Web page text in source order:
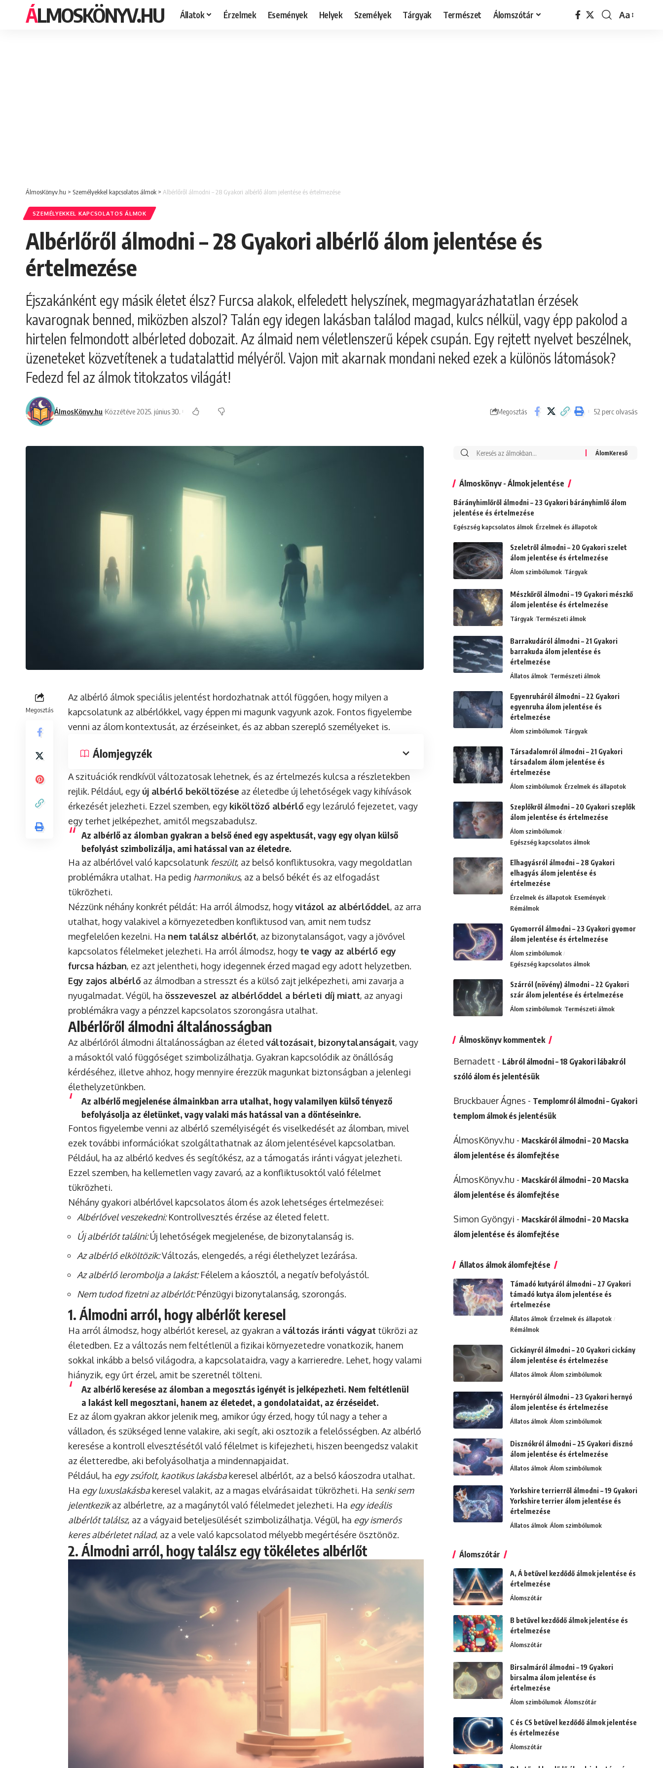
ÁLMOSKÖNYV.HU Állatok Érzelmek Események Helyek Személyek Tárgyak Természet Álomszótár Aa
ÁlmosKönyv.hu > Személyekkel kapcsolatos álmok > Albérlőről álmodni – 28 Gyakori albérlő álom jelentése és értelmezése
SZEMÉLYEKKEL KAPCSOLATOS ÁLMOK
Albérlőről álmodni – 28 Gyakori albérlő álom jelentése és
értelmezése
Éjszakánként egy másik életet élsz? Furcsa alakok, elfeledett helyszínek, megmagyarázhatatlan érzések
kavarognak benned, miközben alszol? Talán egy idegen lakásban találod magad, kulcs nélkül, vagy épp pakolod a
hirtelen felmondott albérleted dobozait. Az álmaid nem véletlenszerű képek csupán. Egy rejtett nyelvet beszélnek,
üzeneteket közvetítenek a tudatalattid mélyéről. Vajon mit akarnak mondani neked ezek a különös látomások?
Fedezd fel az álmok titokzatos világát!
ÁlmosKönyv.hu Közzétéve 2025. június 30. Megosztás 52 perc olvasás
Megosztás
Az albérlő álmok speciális jelentést hordozhatnak attól függően, hogy milyen a
kapcsolatunk az albérlőkkel, vagy éppen mi magunk vagyunk azok. Fontos figyelembe
venni az álom kontextusát, az érzéseinket, és az abban szereplő személyeket is.
Álomjegyzék
A szituációk rendkívül változatosak lehetnek, és az értelmezés kulcsa a részletekben
rejlik. Például, egy új albérlő beköltözése az életedbe új lehetőségek vagy kihívások
érkezését jelezheti. Ezzel szemben, egy kiköltöző albérlő egy lezáruló fejezetet, vagy
egy terhet jelképezhet, amitől megszabadulsz.
Az albérlő az álomban gyakran a belső éned egy aspektusát, vagy egy olyan külső
befolyást szimbolizálja, ami hatással van az életedre.
Ha az albérlővel való kapcsolatunk feszült, az belső konfliktusokra, vagy megoldatlan
problémákra utalhat. Ha pedig harmonikus, az a belső békét és az elfogadást
tükrözheti.
Nézzünk néhány konkrét példát: Ha arról álmodsz, hogyvitázol az albérlőddel, az arra
utalhat, hogy valakivel a környezetedben konfliktusod van, amit nem tudsz
megfelelően kezelni. Ha nem találsz albérlőt, az bizonytalanságot, vagy a jövővel
kapcsolatos félelmeket jelezheti. Ha arról álmodsz, hogy te vagy az albérlő egy
furcsa házban, ez azt jelentheti, hogy idegennek érzed magad egy adott helyzetben.
Egy zajos albérlő az álmodban a stresszt és a külső zajt jelképezheti, ami zavarja a
nyugalmadat. Végül, ha összeveszel az albérlőddel a bérleti díj miatt, az anyagi
problémákra vagy a pénzzel kapcsolatos szorongásra utalhat.
Albérlőről álmodni általánosságban
Az albérlőről álmodni általánosságban az életed változásait, bizonytalanságait, vagy
a másoktól való függőséget szimbolizálhatja. Gyakran kapcsolódik az önállóság
kérdéséhez, illetve ahhoz, hogy mennyire érezzük magunkat biztonságban a jelenlegi
élethelyzetünkben.
Az albérlő megjelenése álmainkban arra utalhat, hogy valamilyen külső tényező
befolyásolja az életünket, vagy valaki más hatással van a döntéseinkre.
Fontos figyelembe venni az albérlő személyiségét és viselkedését az álomban, mivel
ezek további információkat szolgáltathatnak az álom jelentésével kapcsolatban.
Például, ha az albérlő kedves és segítőkész, az a támogatás iránti vágyat jelezheti.
Ezzel szemben, ha kellemetlen vagy zavaró, az a konfliktusoktól való félelmet
tükrözheti.
Néhány gyakori albérlővel kapcsolatos álom és azok lehetséges értelmezései:
Albérlővel veszekedni:Kontrollvesztés érzése az életed felett.
Új albérlőt találni:Új lehetőségek megjelenése, de bizonytalanság is.
Az albérlő elköltözik:Változás, elengedés, a régi élethelyzet lezárása.
Az albérlő lerombolja a lakást:Félelem a káosztól, a negatív befolyástól.
Nem tudod fizetni az albérlőt:Pénzügyi bizonytalanság, szorongás.
1. Álmodni arról, hogy albérlőt keresel
Ha arról álmodsz, hogy albérlőt keresel, az gyakran a változás iránti vágyat tükrözi az
életedben. Ez a változás nem feltétlenül a fizikai környezetedre vonatkozik, hanem
sokkal inkább a belső világodra, a kapcsolataidra, vagy a karrieredre. Lehet, hogy valami
hiányzik, egy űrt érzel, amit be szeretnél tölteni.
Az albérlő keresése az álomban a megosztás igényét is jelképezheti. Nem feltétlenül
a lakást kell megosztani, hanem az életedet, a gondolataidat, az érzéseidet.
Ez az álom gyakran akkor jelenik meg, amikor úgy érzed, hogy túl nagy a teher a
válladon, és szükséged lenne valakire, aki segít, aki osztozik a felelősségben. Az albérlő
keresése a kontroll elvesztésétől való félelmet is kifejezheti, hiszen beengedsz valakit
az életteredbe, aki befolyásolhatja a mindennapjaidat.
Például, ha egy zsúfolt, kaotikus lakásbakeresel albérlőt, az a belső káoszodra utalhat.
Ha egy luxuslakásbakeresel valakit, az a magas elvárásaidat tükrözheti. Ha senki sem
jelentkezikaz albérletre, az a magánytól való félelmedet jelezheti. Ha egy ideális
albérlőt találsz, az a vágyaid beteljesülését szimbolizálhatja. Végül, ha egy ismerős
keres albérletet nálad, az a vele való kapcsolatod mélyebb megértésére ösztönöz.
2. Álmodni arról, hogy találsz egy tökéletes albérlőt
Álmoskönyv - Álmok jelentése
Bárányhimlőről álmodni – 23 Gyakori bárányhimlő álom
jelentése és értelmezése
Egészség kapcsolatos álmok Érzelmek és állapotok
Szeletről álmodni – 20 Gyakori szelet
álom jelentése és értelmezése
Álom szimbólumok Tárgyak
Mészkőről álmodni – 19 Gyakori mészkő
álom jelentése és értelmezése
Tárgyak Természeti álmok
Barrakudáról álmodni – 21 Gyakori
barrakuda álom jelentése és
értelmezése
Állatos álmok Természeti álmok
Egyenruháról álmodni – 22 Gyakori
egyenruha álom jelentése és
értelmezése
Álom szimbólumok Tárgyak
Társadalomról álmodni – 21 Gyakori
társadalom álom jelentése és
értelmezése
Álom szimbólumok Érzelmek és állapotok
Szeplőkről álmodni – 20 Gyakori szeplők
álom jelentése és értelmezése
Álom szimbólumok
Egészség kapcsolatos álmok
Elhagyásról álmodni – 28 Gyakori
elhagyás álom jelentése és
értelmezése
Érzelmek és állapotok Események
Rémálmok
Gyomorról álmodni – 23 Gyakori gyomor
álom jelentése és értelmezése
Álom szimbólumok
Egészség kapcsolatos álmok
Szárról (növény) álmodni – 22 Gyakori
szár álom jelentése és értelmezése
Álom szimbólumok Természeti álmok
Álmoskönyv kommentek
Bernadett - Lábról álmodni – 18 Gyakori lábakról
szóló álom és jelentésük
Bruckbauer Ágnes - Templomról álmodni – Gyakori
templom álmok és jelentésük
ÁlmosKönyv.hu - Macskáról álmodni – 20 Macska
álom jelentése és álomfejtése
ÁlmosKönyv.hu - Macskáról álmodni – 20 Macska
álom jelentése és álomfejtése
Simon Gyöngyi - Macskáról álmodni – 20 Macska
álom jelentése és álomfejtése
Állatos álmok álomfejtése
Támadó kutyáról álmodni – 27 Gyakori
támadó kutya álom jelentése és
értelmezése
Állatos álmok Érzelmek és állapotok
Rémálmok
Cickányról álmodni – 20 Gyakori cickány
álom jelentése és értelmezése
Állatos álmok Álom szimbólumok
Hernyóról álmodni – 23 Gyakori hernyó
álom jelentése és értelmezése
Állatos álmok Álom szimbólumok
Disznókról álmodni – 25 Gyakori disznó
álom jelentése és értelmezése
Állatos álmok Álom szimbólumok
Yorkshire terrierről álmodni – 19 Gyakori
Yorkshire terrier álom jelentése és
értelmezése
Állatos álmok Álom szimbólumok
Álomszótár
A, Á betűvel kezdődő álmok jelentése és
értelmezése
Álomszótár
B betűvel kezdődő álmok jelentése és
értelmezése
Álomszótár
Birsalmáról álmodni – 19 Gyakori
birsalma álom jelentése és
értelmezése
Álom szimbólumok Álomszótár
C és CS betűvel kezdődő álmok jelentése
és értelmezése
Álomszótár